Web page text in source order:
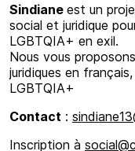
Sindiane est un
social et juridique
LGBTQIA+ en exil.
Nous vous
juridiques en
LGBTQIA+
Contact :
Inscription à